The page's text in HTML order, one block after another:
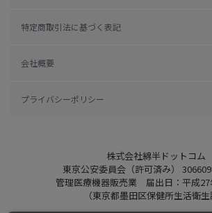
特定商取引法に基づく表記
会社概要
プライバシーポリシー
株式会社綿半ドットコム
東京公安委員会（許可済み）
管理医療機器販売業 届出日：平成27
（東京都墨田区保健所生活衛生